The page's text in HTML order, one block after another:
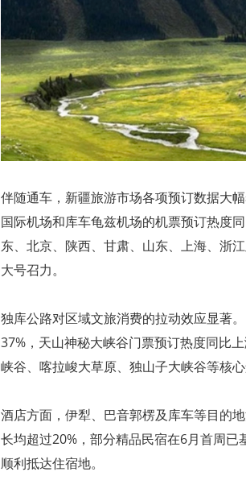
伴随通车，新疆旅游市场各项预订数据大
国际机场和库车龟兹机场的机票预订热度
东、北京、陕西、甘肃、山东、上海、浙
大号召力。
独库公路对区域文旅消费的拉动效应显著
37%，天山神秘大峡谷门票预订热度同比
峡谷、喀拉峻大草原、独山子大峡谷等核
酒店方面，伊犁、巴音郭楞及库车等目的
长均超过20%，部分精品民宿在6月首周
顺利抵达住宿地。